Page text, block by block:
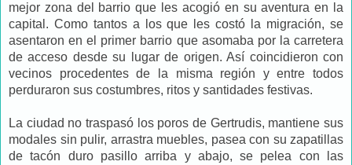
mejor zona del barrio que les acogió en su aventura en la
capital. Como tantos a los que les costó la migración, se
asentaron en el primer barrio que asomaba por la carretera
de acceso desde su lugar de origen. Así coincidieron con
vecinos procedentes de la misma región y entre todos
perduraron sus costumbres, ritos y santidades festivas.
La ciudad no traspasó los poros de Gertrudis, mantiene sus
modales sin pulir, arrastra muebles, pasea con su zapatillas
de tacón duro pasillo arriba y abajo, se pelea con las